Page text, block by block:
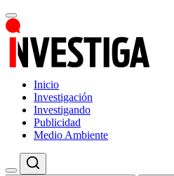
Inicio
Investigación
Investigando
Publicidad
Medio Ambiente